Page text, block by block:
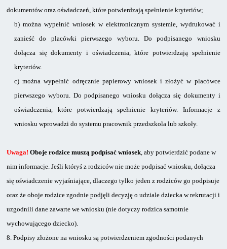
dokumentów oraz oświadczeń, które potwierdzają spełnienie kryteriów;
b) można wypełnić wniosek w elektronicznym systemie, wydrukować i
zanieść do placówki pierwszego wyboru. Do podpisanego wniosku
dołącza się dokumenty i oświadczenia, które potwierdzają spełnienie
kryteriów.
c)można wypełnić odręcznie papierowy wniosek i złożyć w placówce
pierwszego wyboru. Do podpisanego wniosku dołącza się dokumenty i
oświadczenia, które potwierdzają spełnienie kryteriów. Informacje z
wniosku wprowadzi do systemu pracownik przedszkola lub szkoły.
Uwaga! Oboje rodzice muszą podpisać wniosek, aby potwierdzić podane w
nim informacje. Jeśli któryś z rodziców nie może podpisać wniosku, dołącza
się oświadczenie wyjaśniające, dlaczego tylko jeden z rodziców go podpisuje
oraz że oboje rodzice zgodnie podjęli decyzję o udziale dziecka w rekrutacji i
uzgodnili dane zawarte we wniosku (nie dotyczy rodzica samotnie
wychowującego dziecko).
8. Podpisy złożone na wniosku są potwierdzeniem zgodności podanych